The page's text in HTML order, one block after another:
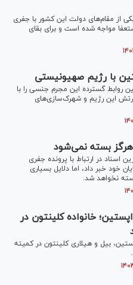
از مقام‌های دولت این کشور با جفری
مواجه شده است و برای بقای
با رژیم صهیونیستی
روابط گسترده این مجرم جنسی را با
این رژیم و شهرک‌سازی‌های
هرگز بسته نمی‌شود
اسناد در ارتباط با پرونده جفری
خود خبر داد، اما دلایل بسیاری
نخواهد شد.
خانواده کلینتون در
بیل و هیلاری کلینتون در کمیته